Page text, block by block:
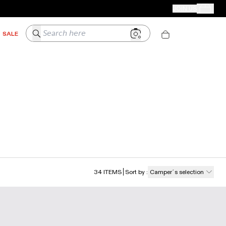
Your
SALE Search here
34 ITEMS Sort by : Camper´s selection